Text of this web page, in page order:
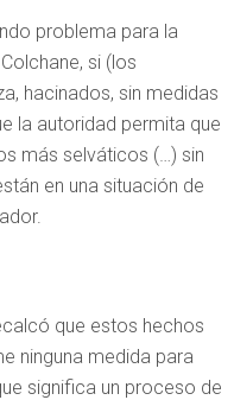
problema para la
si (los
hacinados, sin medidas
la autoridad permita que
más selváticos (…) sin
en una situación de
que estos hechos
ninguna medida para
significa un proceso de